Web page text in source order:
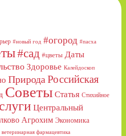
#новый год #огород #пасха
#сад #цветы Даты
Здоровье Калейдоскоп
Природа Российская
Советы Статья Стихийное
Центральный
Агрохим Экономика
ветеринарная фармацевтика